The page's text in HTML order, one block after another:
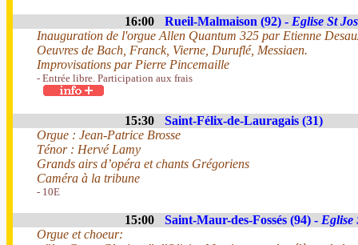
16:00 Rueil-Malmaison (92) - Eglise St
Inauguration de l'orgue Allen Quantum 325 par Etienne
Oeuvres de Bach, Franck, Vierne, Duruflé, Messiaen.
Improvisations par Pierre Pincemaille
- Entrée libre. Participation aux frais
15:30
Saint-Félix-de-Lauragais (31)
Orgue : Jean-Patrice Brosse
Ténor : Hervé Lamy
Grands airs d’opéra et chants Grégoriens
Caméra à la tribune
- 10E
15:00 Saint-Maur-des-Fossés (94) - Eglise
Orgue et choeur: